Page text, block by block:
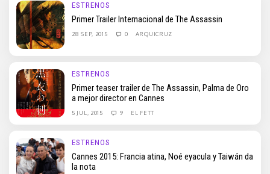
ESTRENOS
Primer Trailer Internacional de The Assassin
28 SEP, 2015 0 ARQUICRUZ
ESTRENOS
Primer teaser trailer de The Assassin, Palma de Oro
a mejor director en Cannes
5 JUL, 2015 9 EL FETT
ESTRENOS
Cannes 2015: Francia atina, Noé eyacula y Taiwán da
la nota